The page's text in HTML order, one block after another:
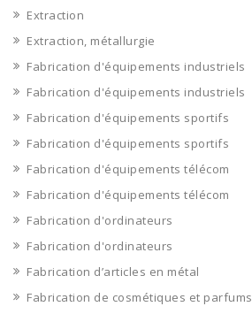
Extraction
Extraction, métallurgie
Fabrication d'équipements industriels
Fabrication d'équipements industriels
Fabrication d'équipements sportifs
Fabrication d'équipements sportifs
Fabrication d'équipements télécom
Fabrication d'équipements télécom
Fabrication d'ordinateurs
Fabrication d'ordinateurs
Fabrication d’articles en métal
Fabrication de cosmétiques et parfums